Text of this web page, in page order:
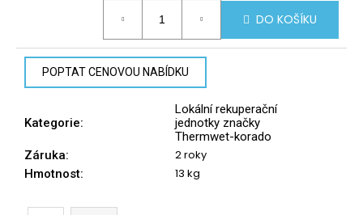
DO KOŠÍKU
Kategorie:
Lokální rekuperační
jednotky značky
Thermwet-korado
Záruka: 2 roky
Hmotnost: 13 kg
POPTAT CENOVOU NABÍDKU
m